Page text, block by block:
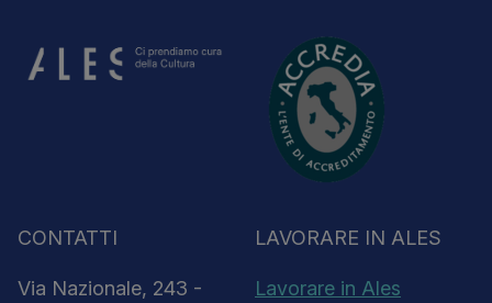
CONTATTI
Via Nazionale, 243 -
LAVORARE IN ALES
Lavorare in Ales